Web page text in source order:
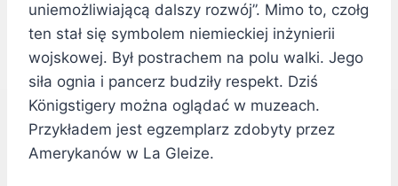
uniemożliwiającą dalszy rozwój”. Mimo to, czołg
ten stał się symbolem niemieckiej inżynierii
wojskowej. Był postrachem na polu walki. Jego
siła ognia i pancerz budziły respekt. Dziś
Königstigery można oglądać w muzeach.
Przykładem jest egzemplarz zdobyty przez
Amerykanów w La Gleize.